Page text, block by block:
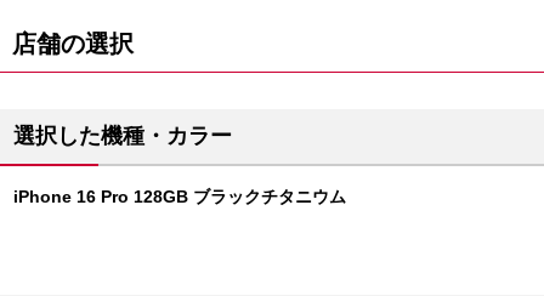
店舗の選択
選択した機種・カラー
iPhone 16 Pro 128GB ブラックチタニウム